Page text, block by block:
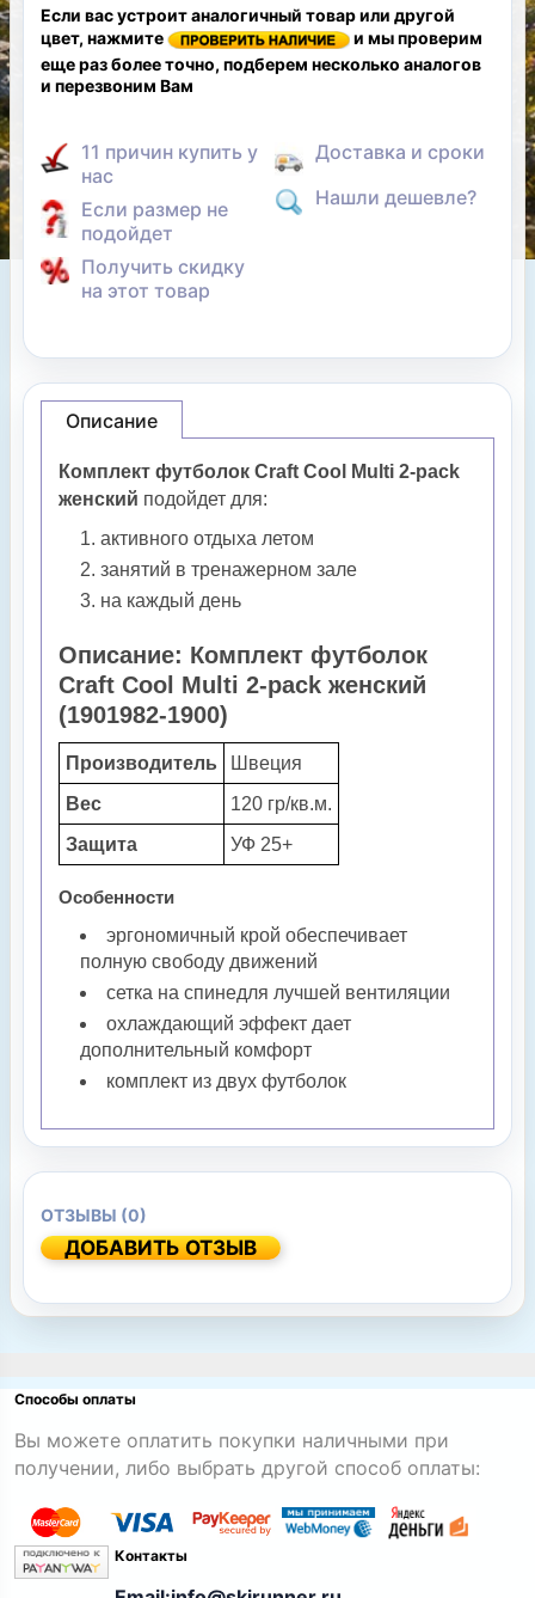
Если вас устроит аналогичный товар или другой
цвет, нажмите
и мы проверим
еще раз более точно, подберем несколько аналогов
и перезвоним Вам
11 причин купить у
нас
Если размер не
подойдет
Получить скидку
на этот товар
Доставка и сроки
Нашли дешевле?
Описание
Комплект футболок Craft Cool Multi 2-pack
женский подойдет для:
активного отдыха летом
занятий в тренажерном зале
на каждый день
Описание: Комплект футболок
Craft Cool Multi 2-pack женский
(1901982-1900)
Производитель
Швеция
Вес
120 гр/кв.м.
Защита
УФ 25+
Особенности
эргономичный крой обеспечивает
полную свободу движений
сетка на спинедля лучшей вентиляции
охлаждающий эффект дает
дополнительный комфорт
комплект из двух футболок
ОТЗЫВЫ (0)
ДОБАВИТЬ ОТЗЫВ
Способы оплаты
Вы можете оплатить покупки наличными при
получении, либо выбрать другой способ оплаты:
Контакты